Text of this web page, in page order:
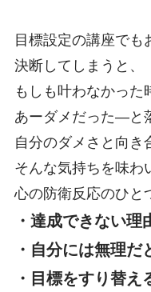
目標設定の講座でも
決断してしまうと、
もしも叶わなかった
あーダメだった―と
自分のダメさと向き
そんな気持ちを味わ
心の防衛反応のひと
・達成できない
・自分には無理
・目標をすり替え